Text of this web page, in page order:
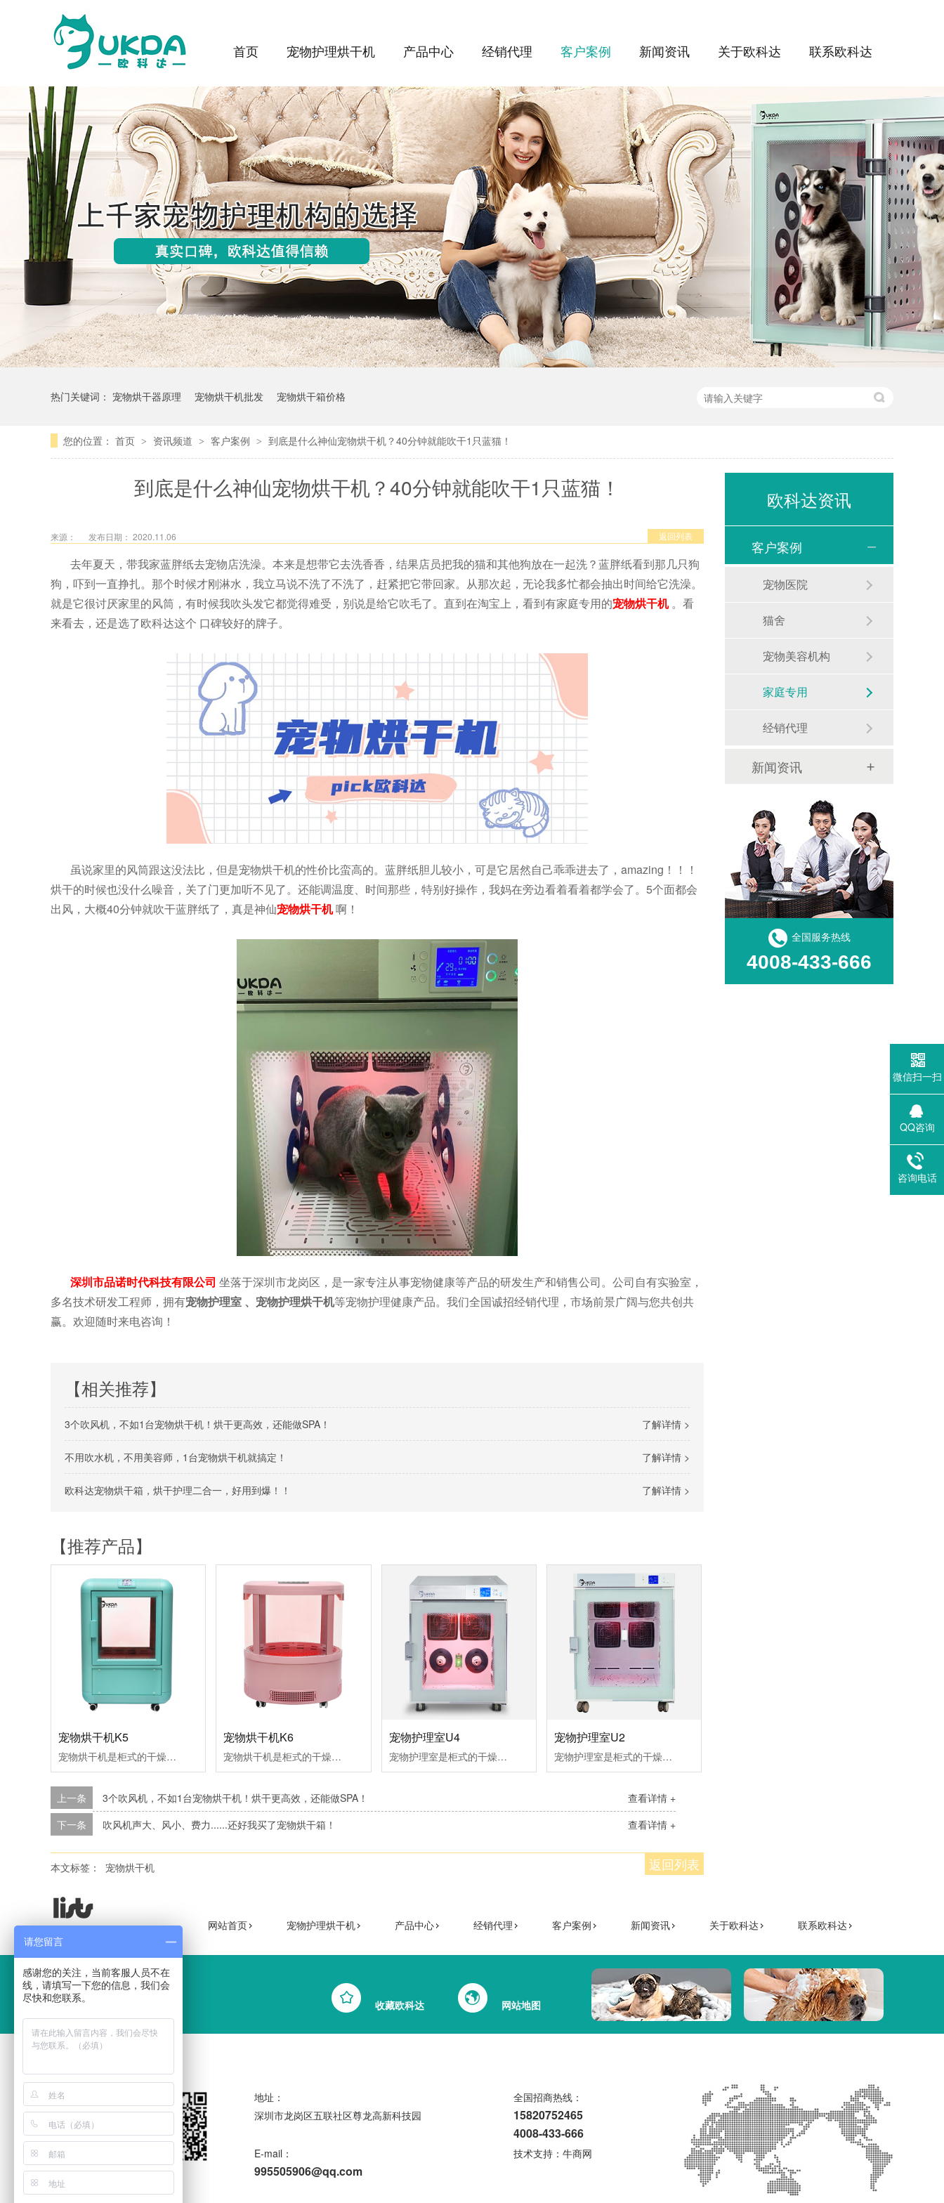
首页 宠物护理烘干机 产品中心 经销代理 客户案例 新闻资讯 关于欧科达 联系欧科达
热门关键词： 宠物烘干器原理 宠物烘干机批发 宠物烘干箱价格
您的位置： 首页 > 资讯频道 > 客户案例 > 到底是什么神仙宠物烘干机？40分钟就能吹干1只蓝猫！
到底是什么神仙宠物烘干机？40分钟就能吹干1只蓝猫！
返回列表
来源： 发布日期： 2020.11.06
去年夏天，带我家蓝胖纸去宠物店洗澡。本来是想带它去洗香香，结果店员把我的猫和其他狗放在一起洗？蓝胖纸看到那几只狗
狗，吓到一直挣扎。那个时候才刚淋水，我立马说不洗了不洗了，赶紧把它带回家。从那次起，无论我多忙都会抽出时间给它洗澡。
就是它很讨厌家里的风筒，有时候我吹头发它都觉得难受，别说是给它吹毛了。直到在淘宝上，看到有家庭专用的宠物烘干机 。看
来看去，还是选了欧科达这个 口碑较好的牌子。
虽说家里的风筒跟这没法比，但是宠物烘干机的性价比蛮高的。蓝胖纸胆儿较小，可是它居然自己乖乖进去了，amazing！！！
烘干的时候也没什么噪音，关了门更加听不见了。还能调温度、时间那些，特别好操作，我妈在旁边看着看着都学会了。5个面都会
出风，大概40分钟就吹干蓝胖纸了，真是神仙宠物烘干机啊！
深圳市品诺时代科技有限公司 坐落于深圳市龙岗区，是一家专注从事宠物健康等产品的研发生产和销售公司。公司自有实验室，
多名技术研发工程师，拥有宠物护理室 、宠物护理烘干机等宠物护理健康产品。我们全国诚招经销代理，市场前景广阔与您共创共
赢。欢迎随时来电咨询！
【相关推荐】
了解详情 >
3个吹风机，不如1台宠物烘干机！烘干更高效，还能做SPA！
了解详情 >
不用吹水机，不用美容师，1台宠物烘干机就搞定！
了解详情 >
欧科达宠物烘干箱，烘干护理二合一，好用到爆！！
【推荐产品】
宠物烘干机K5
宠物烘干机是柜式的干燥室，用来宠物干燥和空气浴。拥有红外灯组件，离子发生器组件，氧气/芳香治疗和毛发收集功能适合品种：1只体重小于5KG的小型犬或猫。
宠物烘干机K6
宠物烘干机是柜式的干燥室，用来宠物干燥和空气浴。拥有红外灯组件，离子发生器组件，氧气/芳香治疗和毛发收集功能适合品种：1只体重小于5KG的小型犬或猫。
宠物护理室U4
宠物护理室是柜式的干燥室，用来宠物干燥和空气浴。拥有红外灯组件，离子发生器组件，氧气/芳香治疗和毛发收集功能适合品种：体重约5KG的魔天使、西施犬、贵宾犬等小型犬或猫。
宠物护理室U2
宠物护理室是柜式的干燥室，用来宠物干燥和空气浴。拥有红外灯组件，离子发生器组件，氧气/芳香治疗和毛发收集功能适合品种：2只体重约20KG的中型犬或者一只大型犬
查看详情 +
上一条
3个吹风机，不如1台宠物烘干机！烘干更高效，还能做SPA！
查看详情 +
下一条 吹风机声大、风小、费力......还好我买了宠物烘干箱！
返回列表
本文标签： 宠物烘干机
欧科达资讯
客户案例
宠物医院
猫舍
宠物美容机构
家庭专用
经销代理
新闻资讯
全国服务热线
4008-433-666
网站首页 宠物护理烘干机 产品中心 经销代理 客户案例 新闻资讯 关于欧科达 联系欧科达
收藏欧科达 网站地图
地址：
深圳市龙岗区五联社区尊龙高新科技园
E-mail：
995505906@qq.com
全国招商热线：
15820752465
4008-433-666
技术支持： 牛商网
微信扫一扫
QQ咨询
咨询电话
请您留言
感谢您的关注，当前客服人员不在
线，请填写一下您的信息，我们会
尽快和您联系。